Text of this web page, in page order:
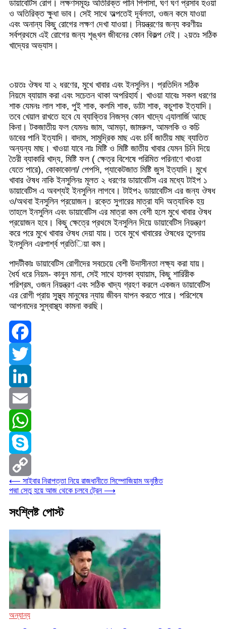
ডায়াবেটিস রোগ। লক্ষণসমূহঃ অতিরিক্ত পানি পিপাসা, ঘণ ঘণ প্রসাব হওয়া
ও অতিরিক্ত ক্ষুধা ভাব। সেই সাথে অল্পতেই দূর্বলতা, ওজন কমে যাওয়া
এবং অনান্য কিছু রোগের লক্ষণ দেখা যাওয়া। নিয়ন্ত্রণের জন্য করণীয়ঃ
সর্বপ্রথমে এই রোগের জন্য শৃঙ্খল জীবনের কোন বিকল্প নেই। ২য়তঃ সঠিক
খাদ্যের অভ্যাস।
৩য়তঃ ঔষধ যা ২ ধরণের, মুখে খাবার এবং ইনসুলিন। প্রতিদিন সঠিক
নিয়মে ব্যায়াম করা এবং সচেতন থাকা অপরিহার্য। খাওয়া যাবেঃ সকল ধরণের
শাক যেমনঃ লাল শাক, পুই শাক, কলমি শাক, ডাটা শাক, কচুশাক ইত্যাদি।
তবে খেয়াল রাখতে হবে যে ব্যাক্তির নিজস্ব কোন খাদ্যে এ্যালার্জি আছে
কিনা। টকজাতীয় ফল যেমনঃ জাম, আমড়া, জামরুল, আমলকি ও কচি
ডাবের পানি ইত্যাদি। বাদাম, সামুদ্রিক মাছ এবং চর্বি জাতীয় মাছ ব্যাতিত
অন্যন্য মাছ। খাওয়া যাবে নাঃ মিষ্টি ও মিষ্টি জাতীয় খাবার যেমন চিনি দিয়ে
তৈরী ব্যাকারি খাদ্য, মিষ্টি ফল ( ক্ষেত্র বিশেষে পরিমিত পরিনাণে খাওয়া
যেতে পারে), কোকাকোলা/ পেপসি, প্যাকেটজাত মিষ্টি জুস ইত্যাদি। মুখে
খাবার ঔষধ নাকি ইনসুলিনঃ মূলত ২ ধরণের ডায়াবেটিস এর মধ্যে টাইপ ১
ডায়াবেটিস এ অবশ্যই ইনসুলিন লাগবে। টাইপ২ ডায়াবেটিস এর জন্য ঔষধ
ও/অথবা ইনসুলিন প্রয়োজন। রক্তে সুগারের মাত্রা যদি অত্যাধিক হয়
তাহলে ইনসুলিন এবং ডায়াবেটিস এর মাত্রা কম বেশী হলে মুখে খাবার ঔষধ
প্রয়োজন হবে। কিছু ক্ষেত্রে প্রথমে ইনসুলিন দিয়ে ডায়াবেটিস নিয়ন্ত্রণ
করে পরে মুখে খাবার ঔষধ দেয়া যায়। তবে মুখে খাবারের ঔষধের তুলনায়
ইনসুলিন এরপার্শ্ব প্রতি­িয়া কম।
পাদটীকাঃ ডায়াবেটিস রোগীদের সবচেয়ে বেশী উদাসীনতা লক্ষ্য করা যায়।
ধৈর্য ধরে নিয়ম- কানুন মানা, সেই সাথে হালকা ব্যায়াম, কিছু শারিরীক
পরিশ্রম, ওজন নিয়ন্ত্রণ এবং সঠিক খাদ্য গ্রহণ করলে একজন ডায়াবেটিস
এর রোগী প্রায় সুস্থ্য মানুষের ন্যায় জীবন যাপন করতে পারে। পরিশেষে
আপনাদের সুস্বাস্থ্য কামনা করছি।
Facebook
Twitter
LinkedIn
Email
WhatsApp
Skype
Copy
Link
⟵ সাইবার নিরাপত্তা নিয়ে রাজধানীতে সিম্পোজিয়াম অনুষ্ঠিত
পদ্মা সেতু হয়ে আজ থেকে চলবে ট্রেন ⟶
সংশ্লিষ্ট পোস্ট
অন্যান্য